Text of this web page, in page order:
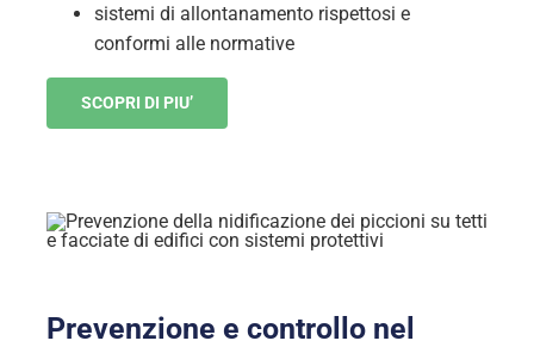
sistemi di allontanamento rispettosi e
conformi alle normative
SCOPRI DI PIU’
Prevenzione e controllo nel